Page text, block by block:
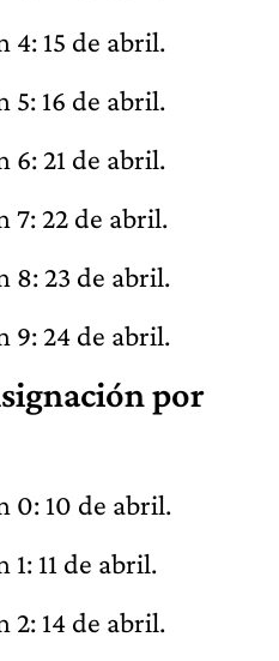
4: 15 de abril.
5: 16 de abril.
6: 21 de abril.
7: 22 de abril.
8: 23 de abril.
9: 24 de abril.
por
0: 10 de abril.
11 de abril.
2: 14 de abril.